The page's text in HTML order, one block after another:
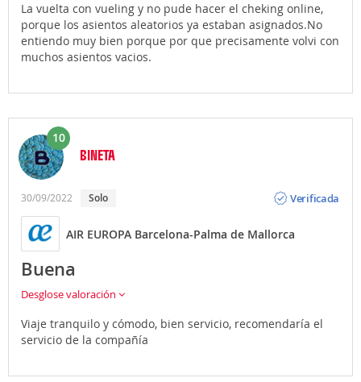
La vuelta con vueling y no pude hacer el cheking online,
porque los asientos aleatorios ya estaban asignados.No
entiendo muy bien porque por que precisamente volvi con
muchos asientos vacios.
10
BINETA
30/09/2022 solo
Verificada
AIR EUROPA Barcelona-Palma de Mallorca
Buena
Desglose valoración
Viaje tranquilo y cómodo, bien servicio, recomendaría el
servicio de la compañía